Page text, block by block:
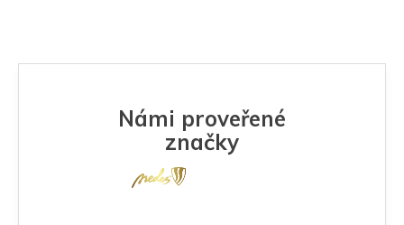
Námi proveřené
značky